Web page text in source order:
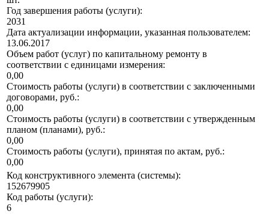
Год завершения работы (услуги):
2031
Дата актуализации информации, указанная пользователем:
13.06.2017
Объем работ (услуг) по капитальному ремонту в
соответствии с единицами измерения:
0,00
Стоимость работы (услуги) в соответствии с заключенными
договорами, руб.:
0,00
Стоимость работы (услуги) в соответствии с утвержденным
планом (планами), руб.:
0,00
Стоимость работы (услуги), принятая по актам, руб.:
0,00
Код конструктивного элемента (системы):
152679905
Код работы (услуги):
6